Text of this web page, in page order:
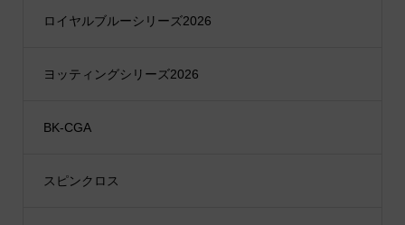
ロイヤルブルーシリーズ2026
ヨッティングシリーズ2026
BK-CGA
スピンクロス